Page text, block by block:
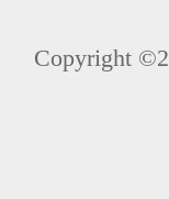
Copyright